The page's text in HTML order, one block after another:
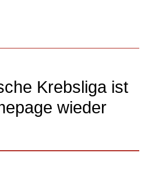
Krebsliga ist
wieder